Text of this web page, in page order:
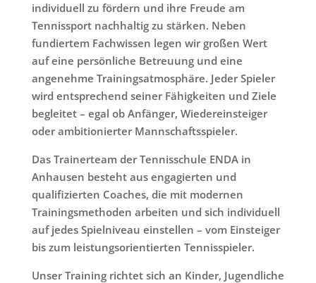
individuell zu fördern und ihre Freude am
Tennissport nachhaltig zu stärken. Neben
fundiertem Fachwissen legen wir großen Wert
auf eine persönliche Betreuung und eine
angenehme Trainingsatmosphäre. Jeder Spieler
wird entsprechend seiner Fähigkeiten und Ziele
begleitet – egal ob Anfänger, Wiedereinsteiger
oder ambitionierter Mannschaftsspieler.
Das Trainerteam der Tennisschule ENDA in
Anhausen besteht aus engagierten und
qualifizierten Coaches, die mit modernen
Trainingsmethoden arbeiten und sich individuell
auf jedes Spielniveau einstellen – vom Einsteiger
bis zum leistungsorientierten Tennisspieler.
Unser Training richtet sich an Kinder, Jugendliche